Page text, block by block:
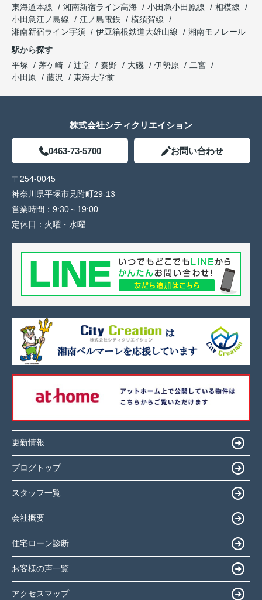
東海道本線
湘南新宿ライン高海 小田急小田原線
相模線
小田急江ノ島線
江ノ島電鉄
横須賀線
湘南新宿ライン宇須
伊豆箱根鉄道大雄山線
湘南モノレール
駅から探す
平塚
茅ケ崎 辻堂 秦野 大磯 伊勢原
二宮
小田原
藤沢 東海大学前
株式会社シティクリエイション
0463-73-5700 お問い合わせ
〒254-0045
神奈川県平塚市見附町29-13
営業時間： 9:30～19:00
定休日： 火曜・水曜
更新情報
ブログトップ
スタッフ一覧
会社概要
住宅ローン診断
お客様の声一覧
アクセスマップ